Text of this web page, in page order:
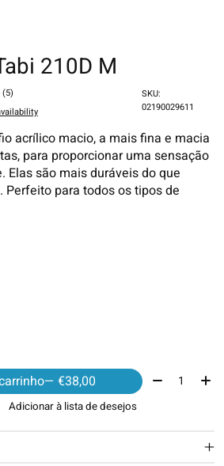
210D M
SKU:
02190029611
acrílico macio, a mais fina e macia
para proporcionar uma sensação
Elas são mais duráveis ​​do que
Perfeito para todos os tipos de
— €38,00 Quantidade:
Adicionar à lista de desejos